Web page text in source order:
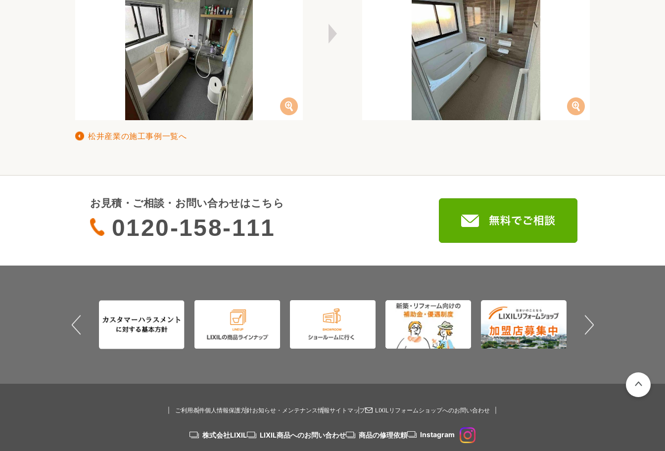
松井産業の施工事例一覧へ
お見積・ご相談・お問い合わせはこちら
0120-158-111
ご利用条件個人情報保護方針お知らせ・メンテナンス情報サイトマップ LIXILリフォームショップへのお問い合わせ
株式会社LIXIL LIXIL商品へのお問い合わせ 商品の修理依頼 Instagram